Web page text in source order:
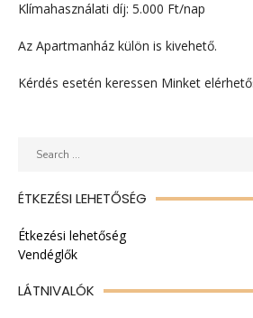
Klímahasználati díj: 5.000 Ft/nap
Az Apartmanház külön is kivehető.
Kérdés esetén keressen Minket
Search
ÉTKEZÉSI LEHETŐSÉG
Étkezési lehetőség
Vendéglők
LÁTNIVALÓK